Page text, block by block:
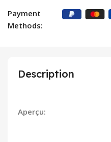
Payment
Methods:
Description
Aperçu: